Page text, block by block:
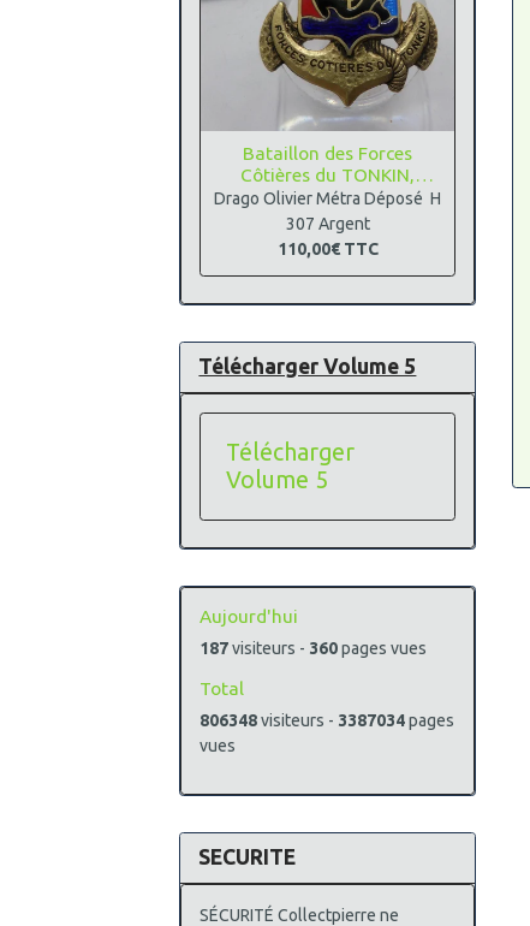
Bataillon des Forces
Côtières du TONKIN,
Argent
Drago Olivier Métra Déposé H
307 Argent
110,00€ TTC
Télécharger Volume 5
Télécharger
Volume 5
Aujourd'hui
187visiteurs - 360pages vues
Total
806348visiteurs - 3387034pages
vues
SECURITE
SÉCURITÉ Collectpierre ne